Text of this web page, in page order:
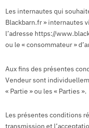
Les internautes qui
Blackbarn.fr » internautes
l’adresse https://
ou le « consommateur »
Aux fins des présentes
Vendeur sont
« Partie » ou les « Parties ».
Les présentes conditions
transmission et